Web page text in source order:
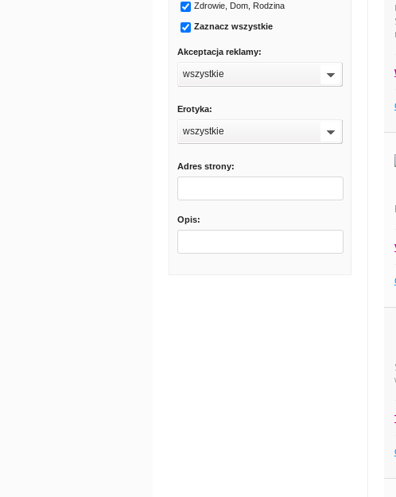
Zdrowie, Dom, Rodzina
Zaznacz wszystkie
Akceptacja reklamy:
wszystkie
Erotyka:
wszystkie
Adres strony:
Opis: